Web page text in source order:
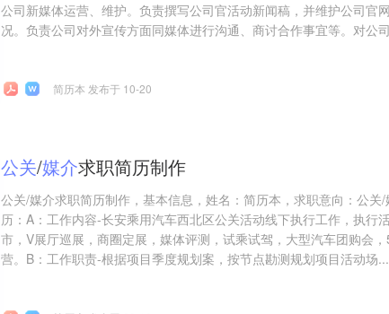
公司新媒体运营、维护。负责撰写公司官活动新闻稿，并维护公司官
况。负责公司对外宣传方面同媒体进行沟通、商讨合作事宜等。对公
简历本 发布于 10-20
公关/媒介求职简历制作
公关/媒介求职简历制作，基本信息，姓名：简历本，求职意向：公关
历：A：工作内容-长安乘用汽车西北区公关活动线下执行工作，执行
市，V展厅巡展，商圈定展，媒体评测，试乘试驾，大型汽车团购会
营。B：工作职责-根据项目季度规划案，按节点勘测规划项目活动场...